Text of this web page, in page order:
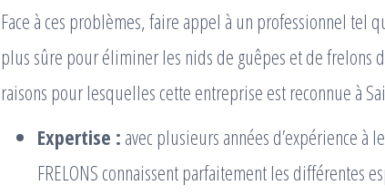
Face à ces problèmes, faire appel à un professionnel tel
plus sûre pour éliminer les nids de guêpes et de frelons
raisons pour lesquelles cette entreprise est reconnue à
Expertise : avec plusieurs années d’expérience à
FRELONS connaissent parfaitement les différentes